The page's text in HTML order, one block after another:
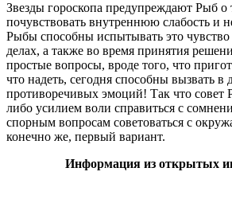
Звезды гороскопа предупреждают Рыб о
почувствовать внутреннюю слабость и
Рыбы способны испытывать это чувство
делах, а также во время принятия
простые вопросы, вроде того, что
что надеть, сегодня способны вызвать
противоречивых эмоций! Так что совет
либо усилием воли справиться с
спорным вопросам советоваться с
конечно же, первый вариант.
Информация из открытых